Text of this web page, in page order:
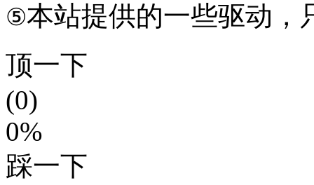
⑤本站提供的一些驱动，
顶一下
(0)
0%
踩一下